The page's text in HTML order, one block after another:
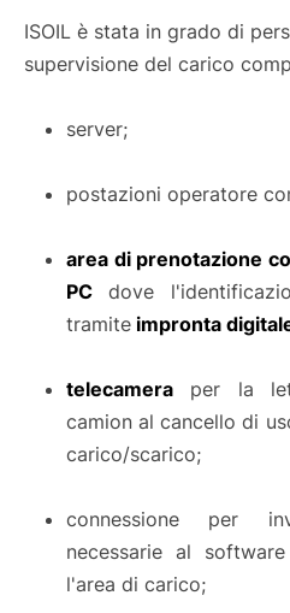
ISOIL è stata in grado di
supervisione del carico
server;
postazioni operatore
area di prenotazione
PC dove
tramite impronta
telecamera per la
camion al cancello di
carico/scarico;
connessione per
necessarie al
l'area di carico;